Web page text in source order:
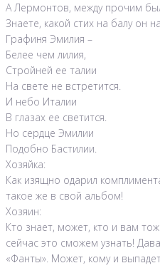
А Лермонтов, между прочим
Знаете, какой стих на балу он
Графиня Эмилия –
Белее чем лилия,
Стройней ее талии
На свете не встретится.
И небо Италии
В глазах ее светится.
Но сердце Эмилии
Подобно Бастилии.
Хозяйка:
Как изящно одарил
такое же в свой альбом!
Хозяин:
Кто знает, может, кто и вам
сейчас это сможем узнать!
«Фанты». Может, кому и